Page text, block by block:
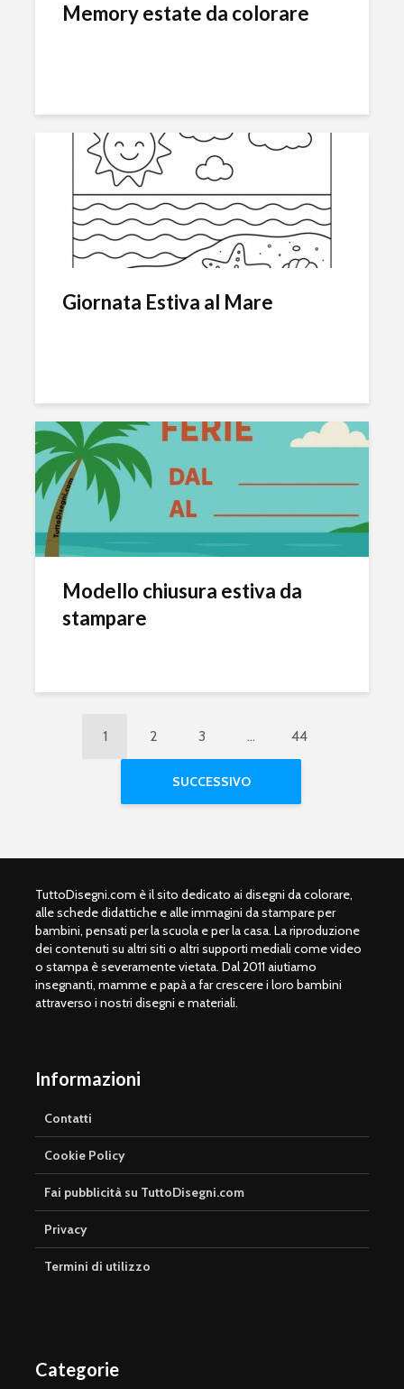
Memory estate da colorare
Giornata Estiva al Mare
Modello chiusura estiva da
stampare
1 2 3 … 44
SUCCESSIVO
TuttoDisegni.com è il sito dedicato ai disegni da colorare,
alle schede didattiche e alle immagini da stampare per
bambini, pensati per la scuola e per la casa. La riproduzione
dei contenuti su altri siti o altri supporti mediali come video
o stampa è severamente vietata. Dal 2011 aiutiamo
insegnanti, mamme e papà a far crescere i loro bambini
attraverso i nostri disegni e materiali.
Informazioni
Contatti
Cookie Policy
Fai pubblicità su TuttoDisegni.com
Privacy
Termini di utilizzo
Categorie